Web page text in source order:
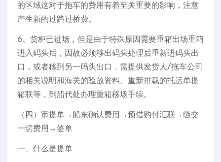
的区域这对于拖车的费用有着至关重要的影响，注意
产生新的过路过桥费。
6、货柜已进场，但是由于特殊原因需要重箱出场重箱
进入码头后，因故必须移出码头处理后重新进码头出
口，或者移到另一码头出口，需提供发货人/拖车公司
的相关说明和海关的验放资料、重新排载的托运单提
箱联等，到船代处办理重箱移场手续。
（四）审提单→船东确认费用→预借购付汇联→缴交
一切费用→签单
一、什么是提单